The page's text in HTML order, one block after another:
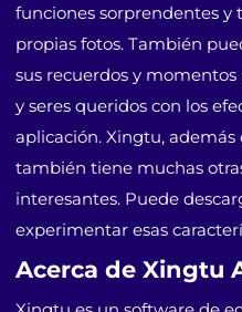
funciones sorprendentes y
propias fotos. También
sus recuerdos y
y seres queridos con los
aplicación. Xingtu, además
también tiene muchas
interesantes. Puede
experimentar esas
Acerca de Xingtu